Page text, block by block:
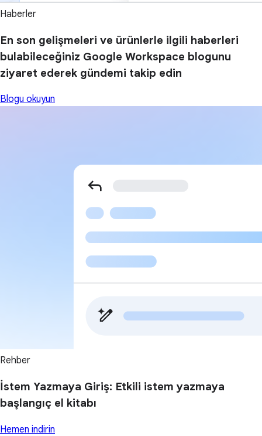
Haberler
En son gelişmeleri ve ürünlerle ilgili haberleri
bulabileceğiniz Google Workspace blogunu
ziyaret ederek gündemi takip edin
Blogu okuyun
Rehber
İstem Yazmaya Giriş: Etkili istem yazmaya
başlangıç el kitabı
Hemen indirin